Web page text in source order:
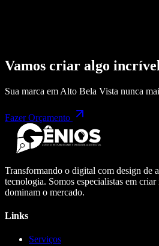
Vamos criar algo
Sua marca em Alto Bela Vista nunca
Fazer Orçamento
Transformando o digital com design de
tecnologia. Somos especialistas em criar
dominam o mercado.
Links
Serviços